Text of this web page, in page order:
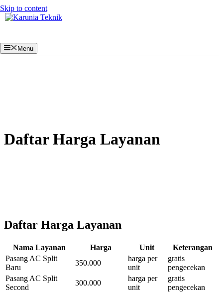
Skip to content
Menu
Daftar Harga Layanan
Daftar Harga Layanan
Nama Layanan Harga Unit
Keterangan
Pasang AC Split
Baru
350.000
harga per
unit
gratis
pengecekan
Pasang AC Split
Second
300.000
harga per
unit
gratis
pengecekan